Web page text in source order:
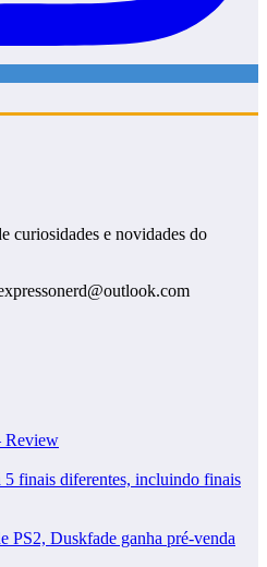
curiosidades e novidades do
Review
finais diferentes, incluindo finais
PS2, Duskfade ganha pré-venda